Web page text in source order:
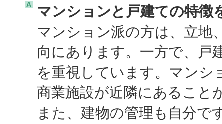
A
マンションと戸建ての特徴
マンション派の方は、立地
向にあります。一方で、戸
を重視しています。マンシ
商業施設が近隣にあること
また、建物の管理も自分で